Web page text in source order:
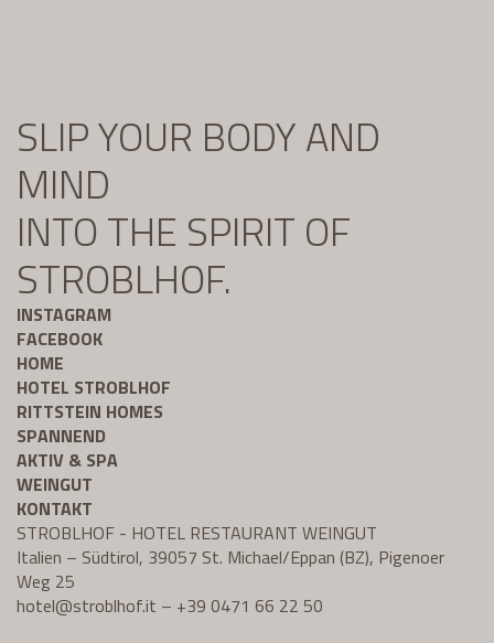
SLIP YOUR BODY AND
MIND
INTO THE SPIRIT OF
STROBLHOF.
INSTAGRAM
FACEBOOK
HOME
HOTEL STROBLHOF
RITTSTEIN HOMES
SPANNEND
AKTIV & SPA
WEINGUT
KONTAKT
STROBLHOF - HOTEL RESTAURANT WEINGUT
Italien – Südtirol, 39057 St. Michael/Eppan (BZ), Pigenoer
Weg 25
hotel@stroblhof.it – +39 0471 66 22 50